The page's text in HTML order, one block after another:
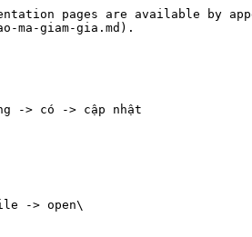
pages are available by
ma-giam-gia.md).
-> có -> cập nhật
-> open\